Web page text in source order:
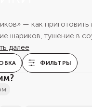
— как
шариков, тушение в
далее
ФИЛЬТРЫ